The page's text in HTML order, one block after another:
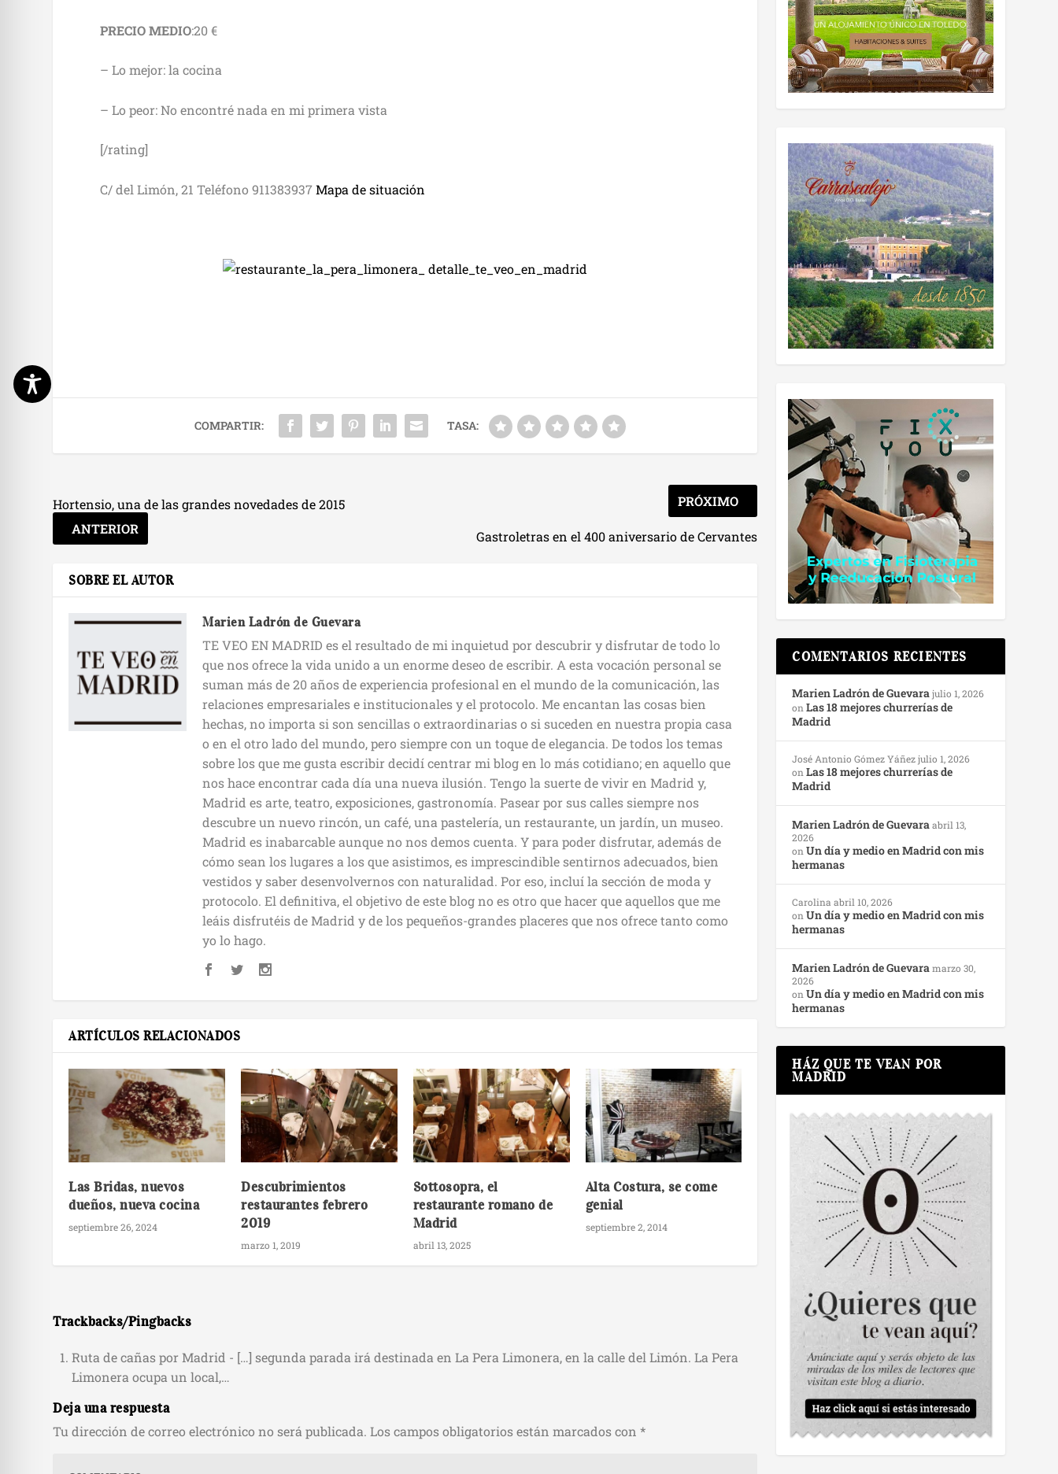
PRECIO MEDIO:20 €
– Lo mejor: la cocina
– Lo peor: No encontré nada en mi primera vista
[/rating]
C/ del Limón, 21 Teléfono 911383937Mapa de situación
COMPARTIR: TASA:
Hortensio, una de las grandes novedades de 2015
ANTERIOR
PRÓXIMO
Gastroletras en el 400 aniversario de Cervantes
SOBRE EL AUTOR
Marien Ladrón de Guevara
TE VEO EN MADRID es el resultado de mi inquietud por descubrir y disfrutar de todo lo
que nos ofrece la vida unido a un enorme deseo de escribir. A esta vocación personal se
suman más de 20 años de experiencia profesional en el mundo de la comunicación, las
relaciones empresariales e institucionales y el protocolo. Me encantan las cosas bien
hechas, no importa si son sencillas o extraordinarias o si suceden en nuestra propia casa
o en el otro lado del mundo, pero siempre con un toque de elegancia. De todos los temas
sobre los que me gusta escribir decidí centrar mi blog en lo más cotidiano; en aquello que
nos hace encontrar cada día una nueva ilusión. Tengo la suerte de vivir en Madrid y,
Madrid es arte, teatro, exposiciones, gastronomía. Pasear por sus calles siempre nos
descubre un nuevo rincón, un café, una pastelería, un restaurante, un jardín, un museo.
Madrid es inabarcable aunque no nos demos cuenta. Y para poder disfrutar, además de
cómo sean los lugares a los que asistimos, es imprescindible sentirnos adecuados, bien
vestidos y saber desenvolvernos con naturalidad. Por eso, incluí la sección de moda y
protocolo. El definitiva, el objetivo de este blog no es otro que hacer que aquellos que me
leáis disfrutéis de Madrid y de los pequeños-grandes placeres que nos ofrece tanto como
yo lo hago.
ARTÍCULOS RELACIONADOS
Las Bridas, nuevos
dueños, nueva cocina
septiembre 26, 2024
Descubrimientos
restaurantes febrero
2019
marzo 1, 2019
Sottosopra, el
restaurante romano de
Madrid
abril 13, 2025
Alta Costura, se come
genial
septiembre 2, 2014
Trackbacks/Pingbacks
Ruta de cañas por Madrid - […] segunda parada irá destinada en La Pera Limonera, en la calle del Limón. La Pera
Limonera ocupa un local,…
Deja una respuesta
Tu dirección de correo electrónico no será publicada. Los campos obligatorios están marcados con*
COMENTARIOS RECIENTES
Marien Ladrón de Guevara julio 1, 2026
onLas 18 mejores churrerías de
Madrid
José Antonio Gómez Yáñez julio 1, 2026
onLas 18 mejores churrerías de
Madrid
Marien Ladrón de Guevara abril 13,
2026
onUn día y medio en Madrid con mis
hermanas
Carolina abril 10, 2026
onUn día y medio en Madrid con mis
hermanas
Marien Ladrón de Guevara marzo 30,
2026
onUn día y medio en Madrid con mis
hermanas
HÁZ QUE TE VEAN POR
MADRID